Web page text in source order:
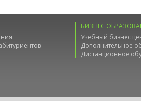
БИЗНЕС
Учебный бизнес
Дополнительное
Дистанционное